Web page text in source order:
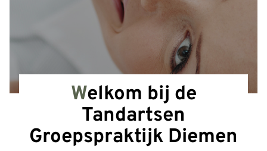
Welkom bij de
Tandartsen
Groepspraktijk Diemen